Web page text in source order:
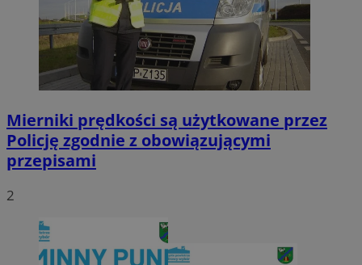
Mierniki prędkości są użytkowane przez
Policję zgodnie z obowiązującymi
przepisami
2